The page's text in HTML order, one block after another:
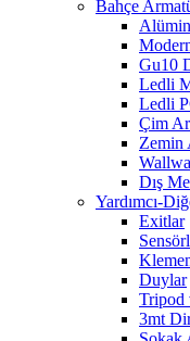
Bahçe
Gu10
Ledli
Ledli
Çim
Zemin
Dış
Yardımcı-
Exitlar
Duylar
Tripod
3mt